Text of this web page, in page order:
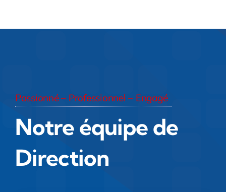
Passionné – Professionnel – Engagé
Notre équipe de
Direction